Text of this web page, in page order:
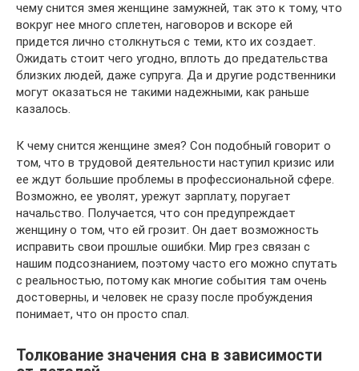
чему снится змея женщине замужней, так это к тому, что
вокруг нее много сплетен, наговоров и вскоре ей
придется лично столкнуться с теми, кто их создает.
Ожидать стоит чего угодно, вплоть до предательства
близких людей, даже супруга. Да и другие родственники
могут оказаться не такими надежными, как раньше
казалось.
К чему снится женщине змея? Сон подобный говорит о
том, что в трудовой деятельности наступил кризис или
ее ждут большие проблемы в профессиональной сфере.
Возможно, ее уволят, урежут зарплату, поругает
начальство. Получается, что сон предупреждает
женщину о том, что ей грозит. Он дает возможность
исправить свои прошлые ошибки. Мир грез связан с
нашим подсознанием, поэтому часто его можно спутать
с реальностью, потому как многие события там очень
достоверны, и человек не сразу после пробуждения
понимает, что он просто спал.
Толкование значения сна в зависимости